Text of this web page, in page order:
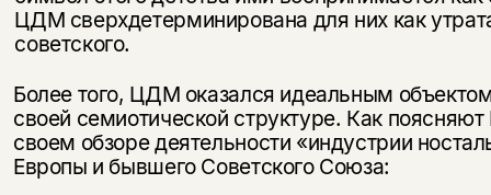
ЦДМ сверхдетерминирована для них как
советского.
Более того, ЦДМ оказался идеальным
своей семиотической структуре. Как
своем обзоре деятельности «индустрии
Европы и бывшего Советского Союза: